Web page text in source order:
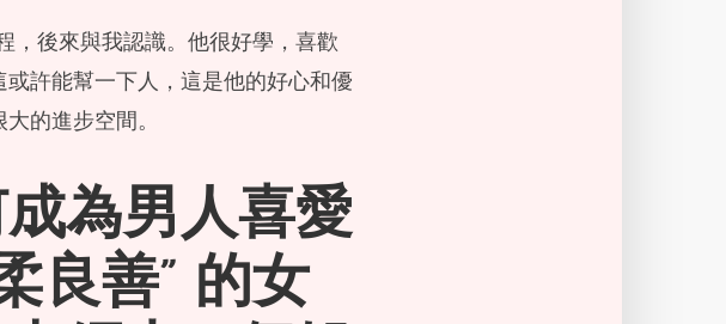
後來與我認識。他很好學，喜歡
許能幫一下人，這是他的好心和優
的進步空間。
為男人喜愛
良善” 的女